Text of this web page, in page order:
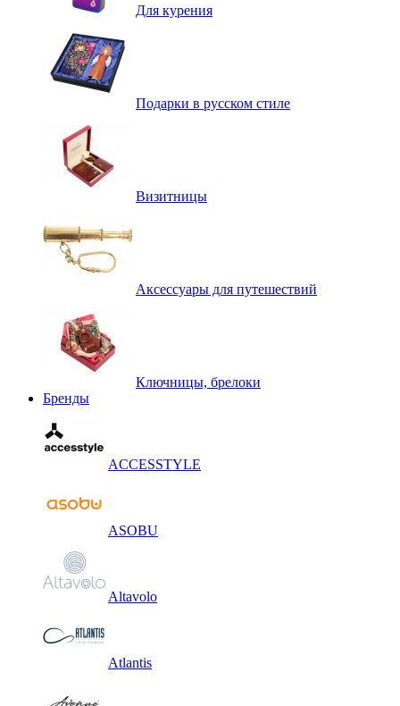
Для курения
Подарки в русском стиле
Визитницы
Аксессуары для путешествий
Ключницы, брелоки
Бренды
ACCESSTYLE
ASOBU
Altavolo
Atlantis